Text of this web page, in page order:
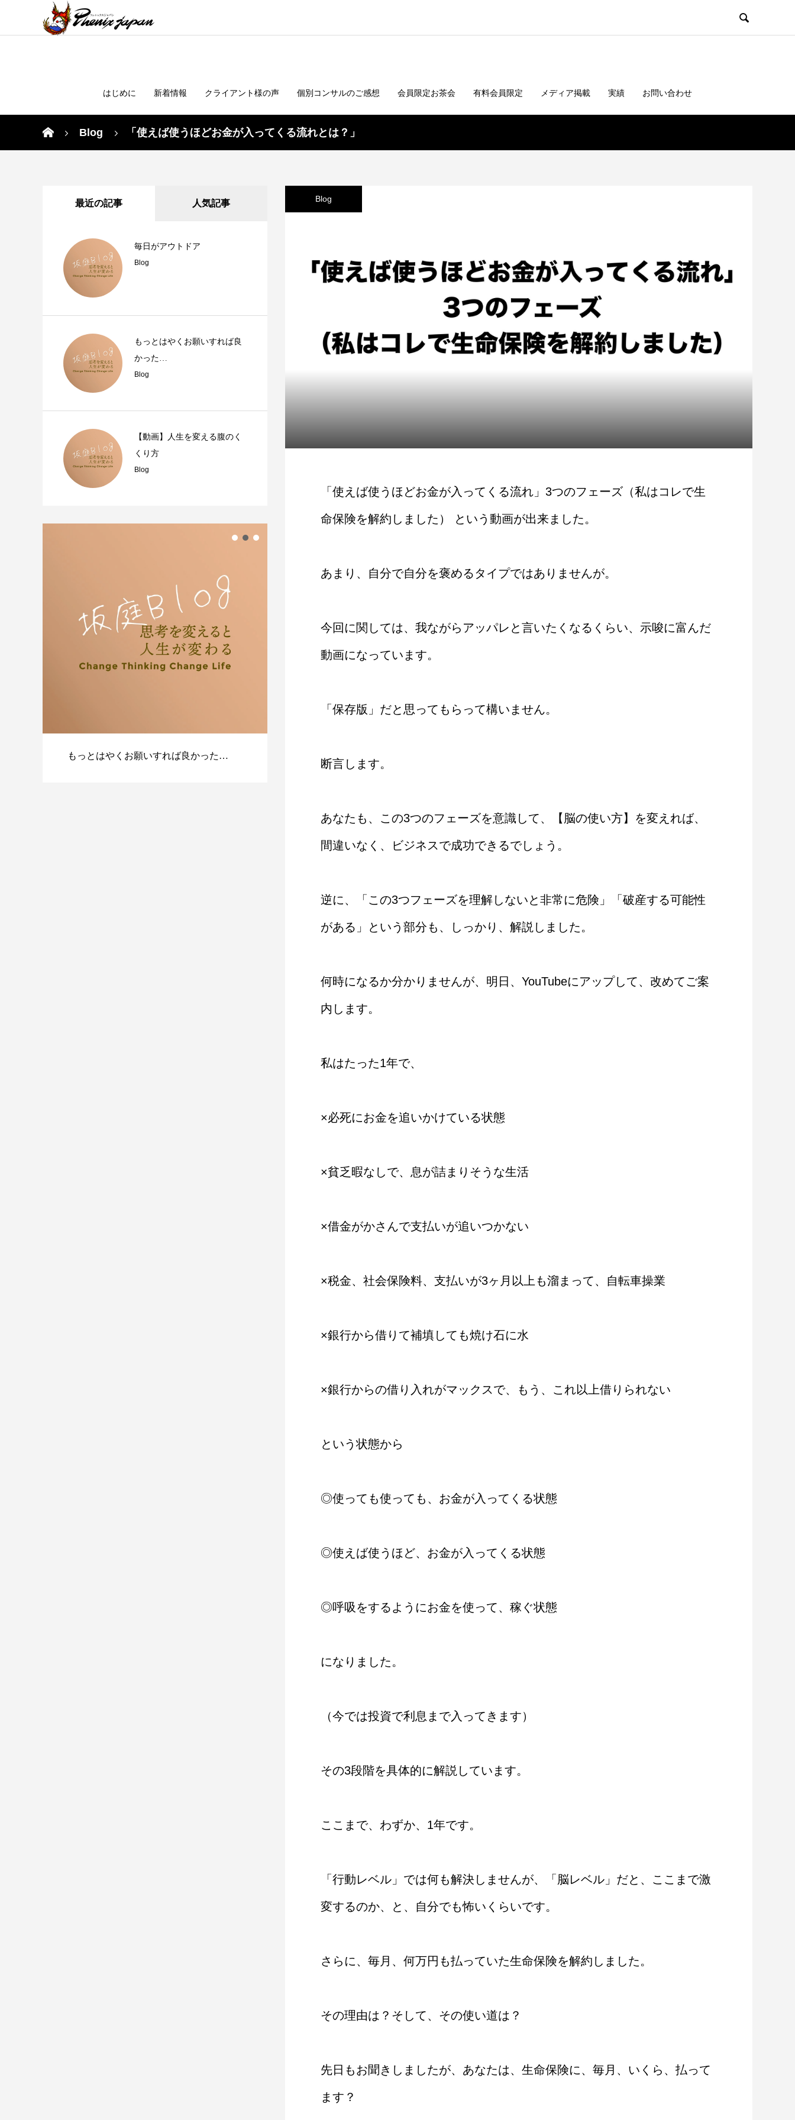

はじめに 新着情報 クライアント様の声 個別コンサルのご感想 会員限定お茶会 有料会員限定 メディア掲載 実績 お問い合わせ
Blog 「使えば使うほどお金が入ってくる流れとは？」
Blog
「使えば使うほどお金が入ってくる流れ」3つのフェーズ（私はコレで生
命保険を解約しました） という動画が出来ました。
あまり、自分で自分を褒めるタイプではありませんが。
今回に関しては、我ながらアッパレと言いたくなるくらい、示唆に富んだ
動画になっています。
「保存版」だと思ってもらって構いません。
断言します。
あなたも、この3つのフェーズを意識して、【脳の使い方】を変えれば、
間違いなく、ビジネスで成功できるでしょう。
逆に、「この3つフェーズを理解しないと非常に危険」「破産する可能性
がある」という部分も、しっかり、解説しました。
何時になるか分かりませんが、明日、YouTubeにアップして、改めてご案
内します。
私はたった1年で、
×必死にお金を追いかけている状態
×貧乏暇なしで、息が詰まりそうな生活
×借金がかさんで支払いが追いつかない
×税金、社会保険料、支払いが3ヶ月以上も溜まって、自転車操業
×銀行から借りて補填しても焼け石に水
×銀行からの借り入れがマックスで、もう、これ以上借りられない
という状態から
◎使っても使っても、お金が入ってくる状態
◎使えば使うほど、お金が入ってくる状態
◎呼吸をするようにお金を使って、稼ぐ状態
になりました。
（今では投資で利息まで入ってきます）
その3段階を具体的に解説しています。
ここまで、わずか、1年です。
「行動レベル」では何も解決しませんが、「脳レベル」だと、ここまで激
変するのか、と、自分でも怖いくらいです。
さらに、毎月、何万円も払っていた生命保険を解約しました。
その理由は？そして、その使い道は？
先日もお聞きしましたが、あなたは、生命保険に、毎月、いくら、払って
ます？
最近の記事 人気記事
毎日がアウトドア
Blog
もっとはやくお願いすれば良
かった…
Blog
【動画】人生を変える腹のく
くり方
Blog
もっとはやくお願いすれば良かった… 【動画】人生を変える腹のくくり方